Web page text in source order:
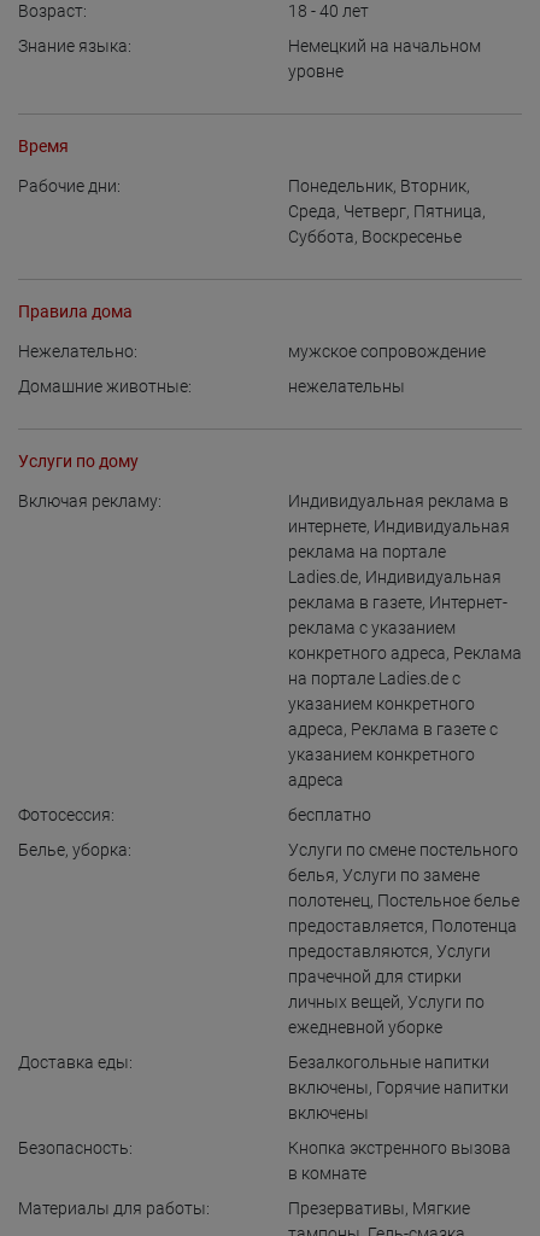
Возраст:
18 - 40 лет
Знание языка:
Немецкий на начальном
уровне
Время
Рабочие дни: Понедельник, Вторник,
Среда, Четверг, Пятница,
Суббота, Воскресенье
Правила дома
Нежелательно:
мужское сопровождение
Домашние животные:
нежелательны
Услуги по дому
Включая рекламу:
Индивидуальная реклама в
интернете, Индивидуальная
реклама на портале
Ladies.de, Индивидуальная
реклама в газете, Интернет-
реклама с указанием
конкретного адреса, Реклама
на портале Ladies.de с
указанием конкретного
адреса, Реклама в газете с
указанием конкретного
адреса
Фотосессия:
бесплатно
Белье, уборка:
Услуги по смене постельного
белья, Услуги по замене
полотенец, Постельное белье
предоставляется, Полотенца
предоставляются, Услуги
прачечной для стирки
личных вещей, Услуги по
ежедневной уборке
Доставка еды:
Безалкогольные напитки
включены, Горячие напитки
включены
Безопасность:
Кнопка экстренного вызова
в комнате
Материалы для работы:
Презервативы, Мягкие